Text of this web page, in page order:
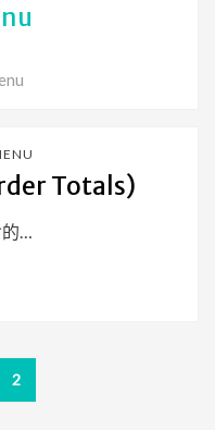
Totals)
的…
頁
面
2